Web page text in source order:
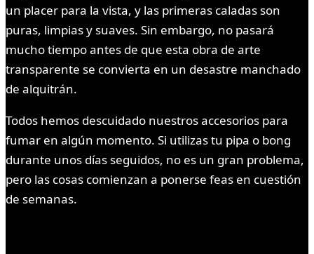
un placer para la vista, y las primeras caladas son
puras, limpias y suaves. Sin embargo, no pasará
mucho tiempo antes de que esta obra de arte
transparente se convierta en un desastre manchado
de alquitrán.
Todos hemos descuidado nuestros accesorios para
fumar en algún momento. Si utilizas tu pipa o bong
durante unos días seguidos, no es un gran problema,
pero las cosas comienzan a ponerse feas en cuestión
de semanas.